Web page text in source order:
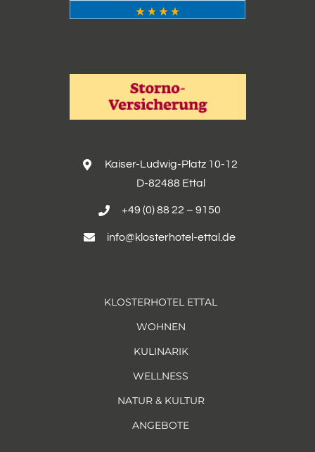
Kaiser-Ludwig-Platz 10-12
D-82488 Ettal
+49 (0) 88 22 – 9150
info@klosterhotel-ettal.de
KLOSTERHOTEL ETTAL
WOHNEN
KULINARIK
WELLNESS
NATUR & KULTUR
ANGEBOTE